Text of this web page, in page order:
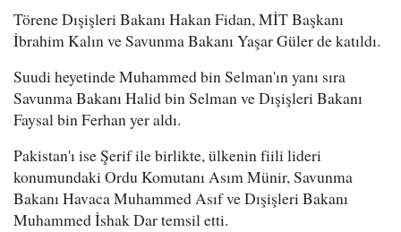
Törene Dışişleri Bakanı Hakan Fidan, MİT Başkanı
İbrahim Kalın ve Savunma Bakanı Yaşar Güler de katıldı.
Suudi heyetinde Muhammed bin Selman'ın yanı sıra
Savunma Bakanı Halid bin Selman ve Dışişleri Bakanı
Faysal bin Ferhan yer aldı.
Pakistan'ı ise Şerif ile birlikte, ülkenin fiili lideri
konumundaki Ordu Komutanı Asım Münir, Savunma
Bakanı Havaca Muhammed Asıf ve Dışişleri Bakanı
Muhammed İshak Dar temsil etti.